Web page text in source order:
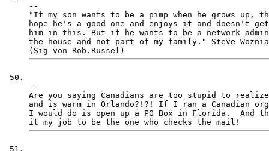
--
"If my son wants to be a pimp when he grows
hope he's a good one and enjoys it and doesn't
him in this. But if he wants to be a network
the house and not part of my family." Steve
--
Are you saying Canadians are too stupid to
and is warm in Orlando?!?! If I ran a Canadian
I would do is open up a PO Box in Florida.  And